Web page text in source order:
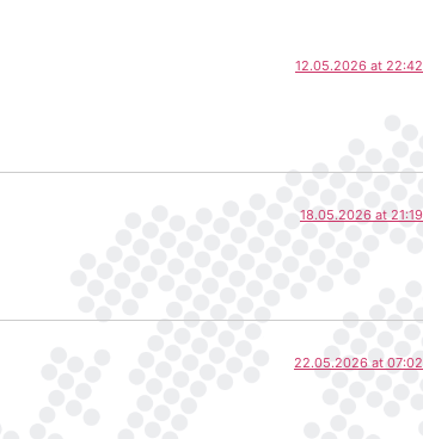
12.05.2026 at 22:42
18.05.2026 at 21:19
22.05.2026 at 07:02